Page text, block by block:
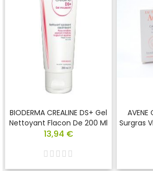
BIODERMA CREALINE DS+ Gel
Nettoyant Flacon De 200 Ml
13,94 €
AVENE
Surgras